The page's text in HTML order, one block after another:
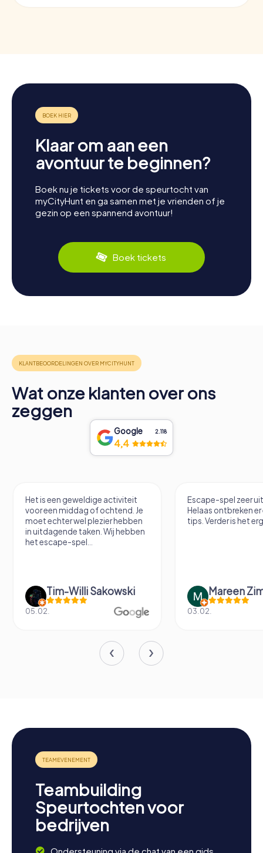
Klaar om aan een
avontuur te beginnen?
Boek nu je tickets voor de speurtocht van
myCityHunt en ga samen met je vrienden of je
gezin op een spannend avontuur!
Boek tickets
Wat onze klanten over ons
zeggen
Google 2.118
4,4
Het is een geweldige activiteit
voor een middag of ochtend. Je
moet echter wel plezier hebben
in uitdagende taken. Wij hebben
het escape-spel...
Tim-Willi Sakowski
05.02.
Escape-spel zeer
Helaas ontbreken er
tips. Verder is het
Mareen
03.02.
Teambuilding
Speurtochten voor
bedrijven